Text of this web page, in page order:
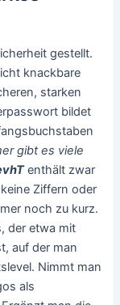
gestellt.
knackbare
starken
bildet
gibt es viele
enthält zwar
Ziffern oder
noch zu kurz.
der etwa mit
auf der man
Nimmt man
als